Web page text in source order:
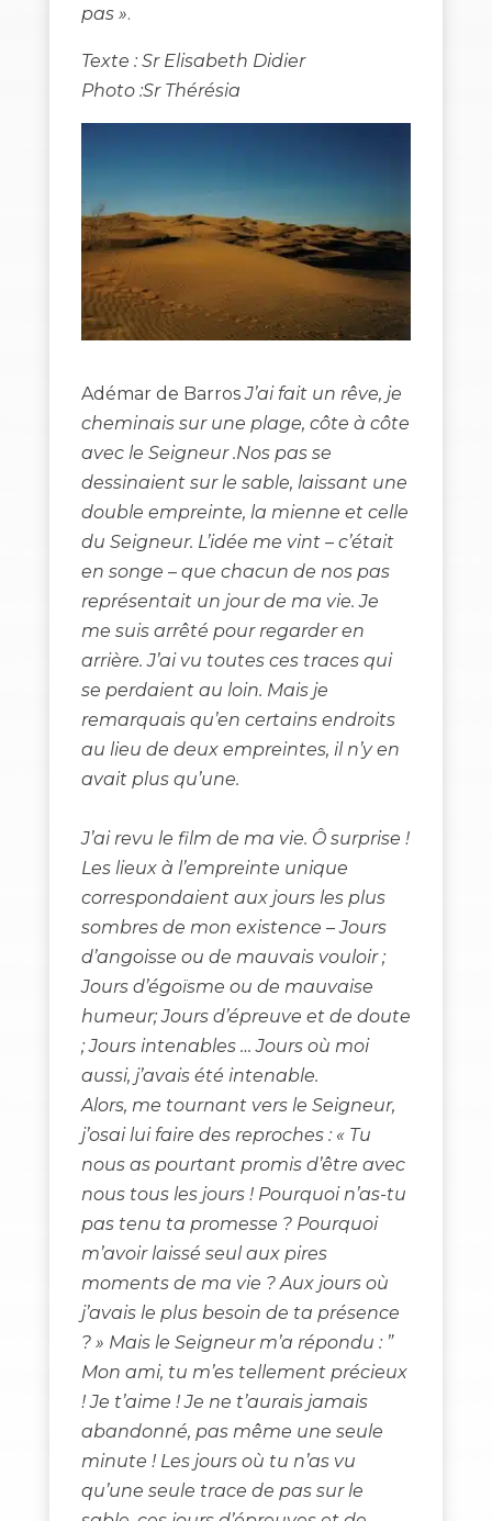
pas ».
Texte : Sr Elisabeth Didier
Photo :Sr Thérésia
Adémar de BarrosJ’ai fait un rêve, je
cheminais sur une plage, côte à côte
avec le Seigneur .Nos pas se
dessinaient sur le sable, laissant une
double empreinte, la mienne et celle
du Seigneur. L’idée me vint – c’était
en songe – que chacun de nos pas
représentait un jour de ma vie. Je
me suis arrêté pour regarder en
arrière. J’ai vu toutes ces traces qui
se perdaient au loin. Mais je
remarquais qu’en certains endroits
au lieu de deux empreintes, il n’y en
avait plus qu’une.
J’ai revu le film de ma vie. Ô surprise !
Les lieux à l’empreinte unique
correspondaient aux jours les plus
sombres de mon existence – Jours
d’angoisse ou de mauvais vouloir ;
Jours d’égoïsme ou de mauvaise
humeur; Jours d’épreuve et de doute
; Jours intenables … Jours où moi
aussi, j’avais été intenable.
Alors, me tournant vers le Seigneur,
j’osai lui faire des reproches : « Tu
nous as pourtant promis d’être avec
nous tous les jours ! Pourquoi n’as-tu
pas tenu ta promesse ? Pourquoi
m’avoir laissé seul aux pires
moments de ma vie ? Aux jours où
j’avais le plus besoin de ta présence
? » Mais le Seigneur m’a répondu : ”
Mon ami, tu m’es tellement précieux
! Je t’aime ! Je ne t’aurais jamais
abandonné, pas même une seule
minute ! Les jours où tu n’as vu
qu’une seule trace de pas sur le